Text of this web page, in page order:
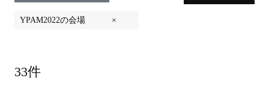
YPAM2022の会場 ×
33件